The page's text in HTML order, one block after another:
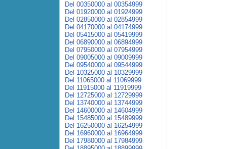
Del 00350000 al 00354999
Del 01920000 al 01924999
Del 02850000 al 02854999
Del 04170000 al 04174999
Del 05415000 al 05419999
Del 06890000 al 06894999
Del 07950000 al 07954999
Del 09005000 al 09009999
Del 09540000 al 09544999
Del 10325000 al 10329999
Del 11065000 al 11069999
Del 11915000 al 11919999
Del 12725000 al 12729999
Del 13740000 al 13744999
Del 14600000 al 14604999
Del 15485000 al 15489999
Del 16250000 al 16254999
Del 16960000 al 16964999
Del 17980000 al 17984999